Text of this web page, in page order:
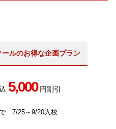
ルのお得な企画プラン
5,000 円割引
7/25～9/20入校